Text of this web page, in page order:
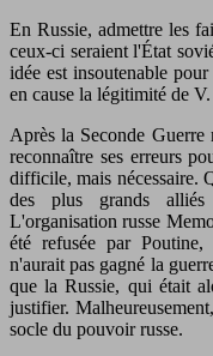
En Russie, admettre les
ceux-ci seraient l'État
idée est insoutenable
en cause la légitimité de
Après la Seconde
reconnaître ses erreurs
difficile, mais nécessaire.
des plus grands
L'organisation russe
été refusée par
n'aurait pas gagné la
que la Russie, qui était
justifier.
socle du pouvoir russe.